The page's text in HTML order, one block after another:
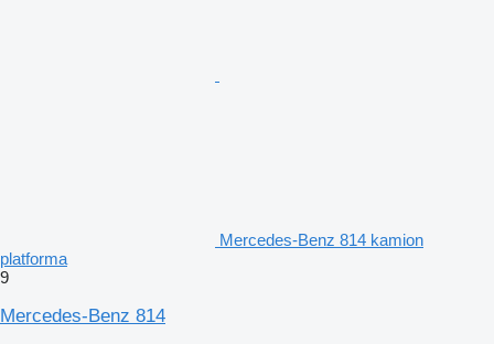
Mercedes-Benz 814 kamion
platforma
9
Mercedes-Benz 814